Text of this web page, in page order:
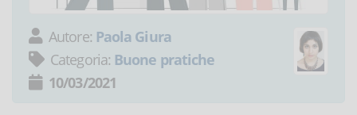
Autore: Paola Giura
Categoria: Buone pratiche
10/03/2021